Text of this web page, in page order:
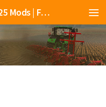
Landwirtschafts Simulator 25 Mods | Farming Simulator 25 Mods | FS25 Mods